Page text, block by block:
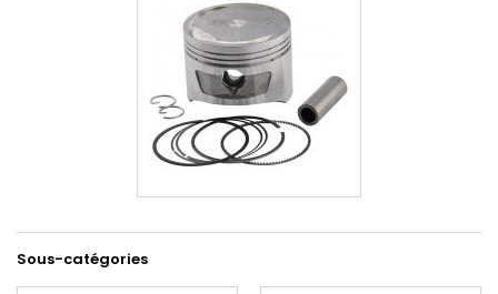
Sous-catégories